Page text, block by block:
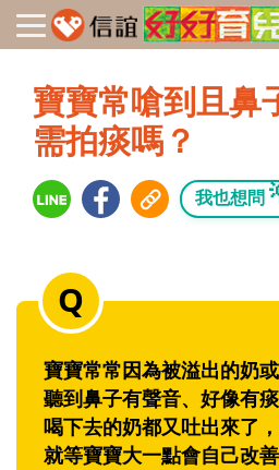
寶寶常嗆到且鼻
需拍痰嗎？
我也想問
寶寶常常因為被溢出的奶
聽到鼻子有聲音、好像有
喝下去的奶都又吐出來了
就等寶寶大一點會自己改